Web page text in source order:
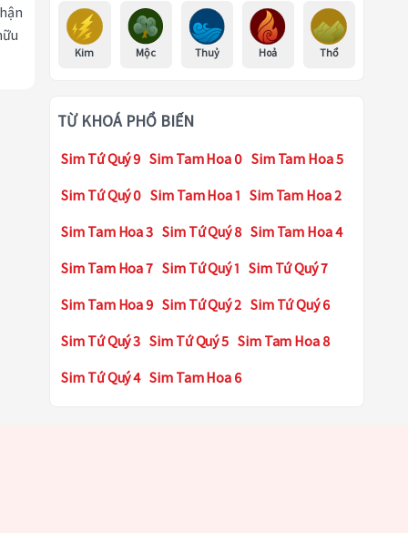
Kim Mộc Thuỷ Hoả Thổ
TỪ KHOÁ PHỔ BIẾN
Sim Tứ Quý 9 Sim Tam Hoa 0 Sim Tam Hoa 5
Sim Tứ Quý 0 Sim Tam Hoa 1 Sim Tam Hoa 2
Sim Tam Hoa 3 Sim Tứ Quý 8 Sim Tam Hoa 4
Sim Tam Hoa 7 Sim Tứ Quý 1 Sim Tứ Quý 7
Sim Tam Hoa 9 Sim Tứ Quý 2 Sim Tứ Quý 6
Sim Tứ Quý 3 Sim Tứ Quý 5 Sim Tam Hoa 8
Sim Tứ Quý 4 Sim Tam Hoa 6